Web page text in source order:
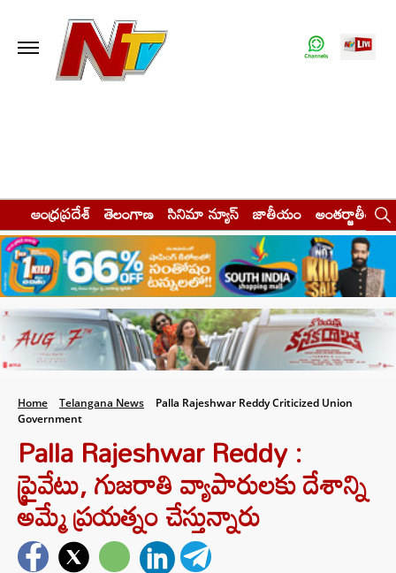
ఆంధ్రప్రదేశ్ తెలంగాణ సినిమా న్యూస్ జాతీయం అంతర్జాతీయం
Home Telangana News
Palla Rajeshwar Reddy Criticized Union
Government
Palla Rajeshwar Reddy :
ప్రైవేటు, గుజరాతి వ్యాపారులకు దేశాన్ని
అమ్మే ప్రయత్నం చేస్తున్నారు